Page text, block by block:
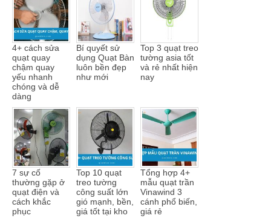
4+ cách sửa
quạt quay
chậm quay
yếu nhanh
chóng và dễ
dàng
Bí quyết sử
dụng Quạt Bàn
luôn bền đẹp
như mới
Top 3 quạt treo
tường asia tốt
và rẻ nhất hiện
nay
7 sự cố
thường gặp ở
quạt điện và
cách khắc
phục
Top 10 quạt
treo tường
công suất lớn
gió mạnh, bền,
giá tốt tại kho
Tổng hợp 4+
mẫu quạt trần
Vinawind 3
cánh phổ biến,
giá rẻ